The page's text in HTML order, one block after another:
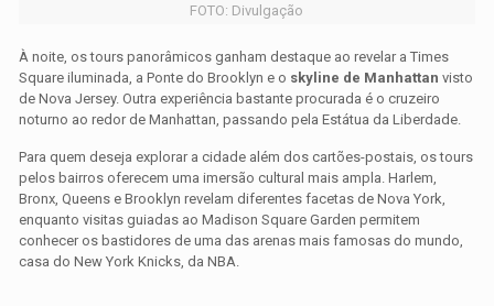
FOTO: Divulgação
À noite, os tours panorâmicos ganham destaque ao revelar a Times
Square iluminada, a Ponte do Brooklyn e o skyline de Manhattan visto
de Nova Jersey. Outra experiência bastante procurada é o cruzeiro
noturno ao redor de Manhattan, passando pela Estátua da Liberdade.
Para quem deseja explorar a cidade além dos cartões-postais, os tours
pelos bairros oferecem uma imersão cultural mais ampla. Harlem,
Bronx, Queens e Brooklyn revelam diferentes facetas de Nova York,
enquanto visitas guiadas ao Madison Square Garden permitem
conhecer os bastidores de uma das arenas mais famosas do mundo,
casa do New York Knicks, da NBA.